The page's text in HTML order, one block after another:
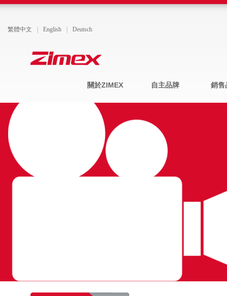
繁體中文 English Deutsch
關於ZIMEX 自主品牌 銷售